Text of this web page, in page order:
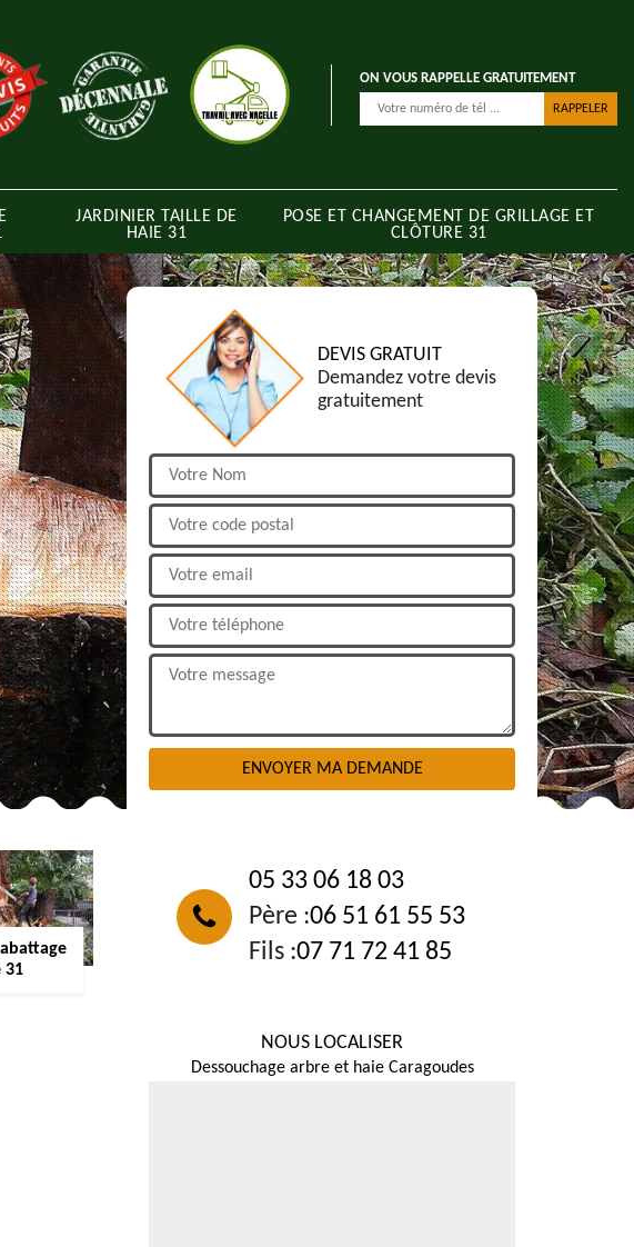
ON VOUS RAPPELLE GRATUITEMENT
JARDINIER TAILLE DE
HAIE 31
POSE ET CHANGEMENT DE GRILLAGE ET
CLÔTURE 31
31
DEVIS GRATUIT
Demandez votre devis
gratuitement
05 33 06 18 03
Père :06 51 61 55 53
Fils :07 71 72 41 85
NOUS LOCALISER
Dessouchage arbre et haie Caragoudes